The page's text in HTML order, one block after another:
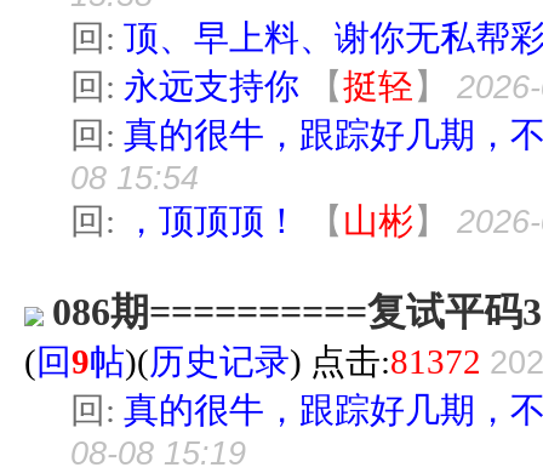
回: 顶、早上料、谢你无私帮
回: 永远支持你 【挺轻】
回: 真的很牛，跟踪好几期，
08 15:54
回: ，顶顶顶！ 【 山彬】
086期==========复试平码
(回9帖)(历史记录) 点击:81372
回: 真的很牛，跟踪好几期，
08-08 15:19